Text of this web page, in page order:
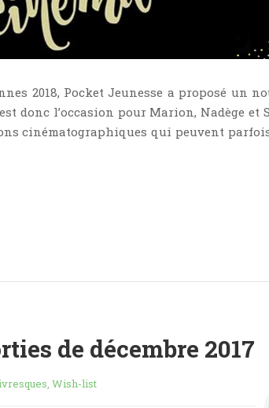
2018, Pocket Jeunesse a proposé un
donc l’occasion pour Marion, Nadège et
cinématographiques qui peuvent
de décembre 2017
Wish-list